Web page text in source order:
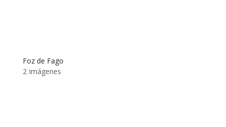
Foz de Fago
2 Imágenes